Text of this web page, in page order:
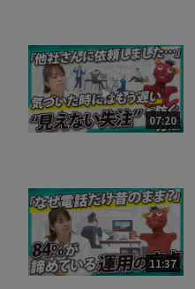
07:20
11:37